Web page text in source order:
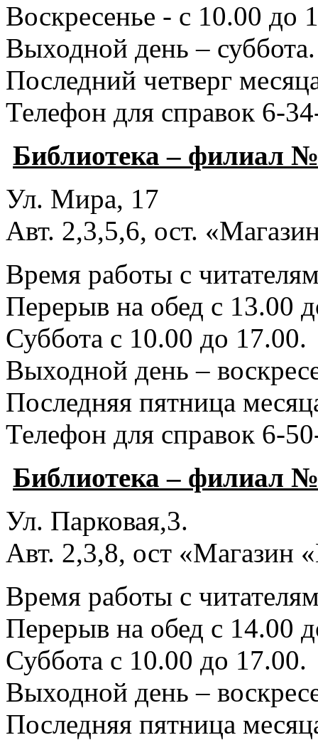
Воскресенье - с 10.00 до
Выходной день – суббота.
Последний четверг
Телефон для справок 6-
Библиотека – филиал
Ул. Мира, 17
Авт. 2,3,5,6, ост.
Время работы с
Перерыв на обед с 13.00
Суббота с 10.00 до 17.00.
Выходной день –
Последняя пятница
Телефон для справок 6-
Библиотека – филиал
Ул. Парковая,3.
Авт. 2,3,8, ост «Магазин
Время работы с
Перерыв на обед с 14.00
Суббота с 10.00 до 17.00.
Выходной день –
Последняя пятница